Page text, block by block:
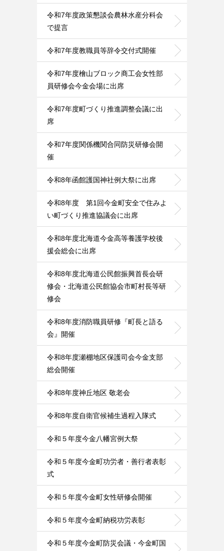
令和7年度政策懇談会農林水産分科会
で提言
令和7年度教職員等辞令交付式開催
令和7年度檜山ブロック商工会女性部
員研修会今金会場に出席
令和7年度町づくり推進調整会議に出
席
令和7年度関係機関合同防災研修会開
催
令和8年函館護国神社例大祭に出席
令和8年度 第1回今金町安全で住みよ
い町づくり推進協議会に出席
令和8年度北海道今金高等養護学校後
援会総会に出席
令和8年度北海道公民館振興首長会研
修会・北海道公民館協会市町村長等研
修会
令和8年度消防職員研修『町長と語る
会』開催
令和8年度瀬棚地区保護司会今金支部
総会開催
令和8年度神丘地区 敬老会
令和8年度自衛官候補生過程入隊式
令和５年度今金八幡宮例大祭
令和５年度今金町功労者・善行者表彰
式
令和５年度今金町女性研修会開催
令和５年度今金町納税功労表彰
令和５年度今金町防災会議・今金町国